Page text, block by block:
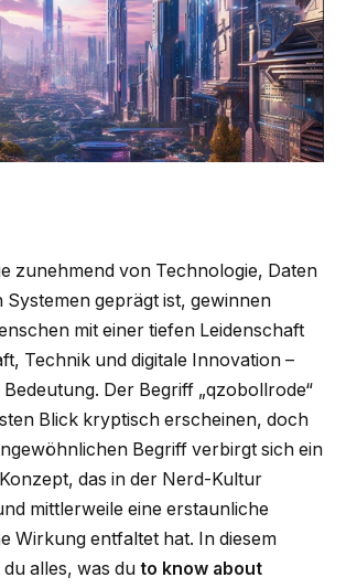
zunehmend von Technologie, Daten
Systemen geprägt ist, gewinnen
mit einer tiefen Leidenschaft
Technik und digitale Innovation –
Der Begriff „qzobollrode“
Blick kryptisch erscheinen, doch
Begriff verbirgt sich ein
das in der Nerd-Kultur
mittlerweile eine erstaunliche
Wirkung entfaltet hat. In diesem
alles, was du to know about